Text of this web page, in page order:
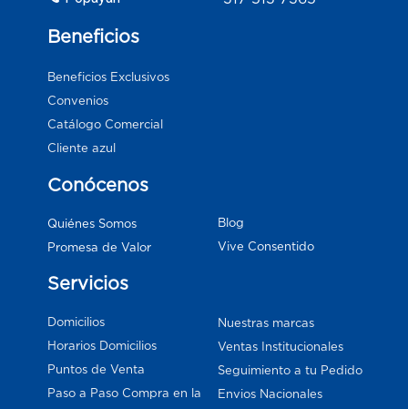
Beneficios
Beneficios Exclusivos
Convenios
Catálogo Comercial
Cliente azul
Conócenos
Quiénes Somos
Promesa de Valor
Blog
Vive Consentido
Servicios
Domicilios
Horarios Domicilios
Puntos de Venta
Paso a Paso Compra en la
Nuestras marcas
Ventas Institucionales
Seguimiento a tu Pedido
Envios Nacionales